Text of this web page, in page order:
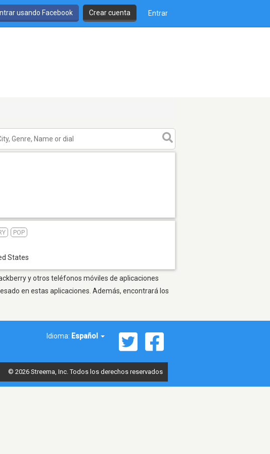
usando Facebook Crear cuenta Entrar
POP
States
y otros teléfonos móviles de aplicaciones
en estas aplicaciones. Además, encontrará los
Idioma: Español
© 2026 Streema, Inc. Todos los derechos reservados